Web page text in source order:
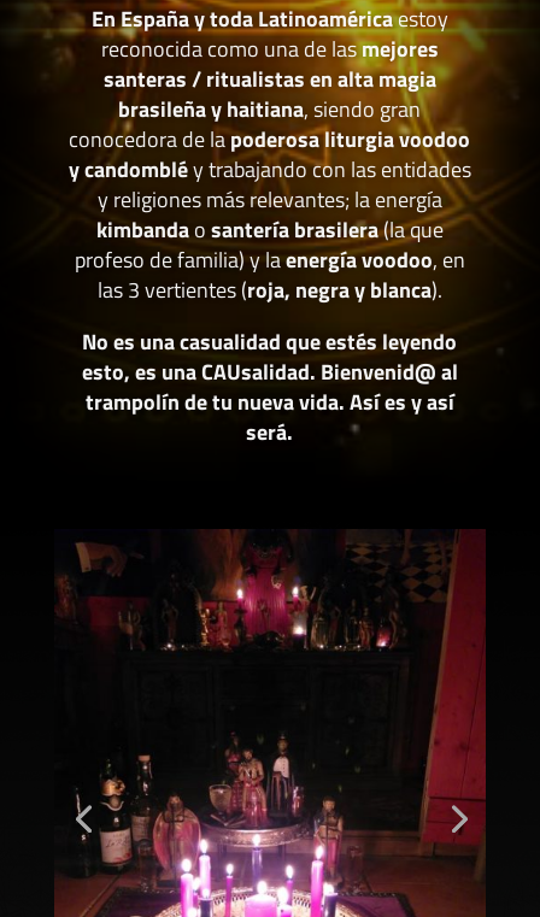
En España y toda Latinoaméricaestoy
reconocida como una de lasmejores
santeras / ritualistas en alta magia
brasileña y haitiana, siendo gran
conocedora de lapoderosa liturgia voodoo
y candombléy trabajando con las entidades
y religiones más relevantes; la energía
kimbandaosantería brasilera(la que
profeso de familia) y laenergía voodoo, en
las 3 vertientes (roja, negra y blanca).
No es una casualidad que estés leyendo
esto, es una CAUsalidad. Bienvenid@ al
trampolín de tu nueva vida. Así es y así
será.